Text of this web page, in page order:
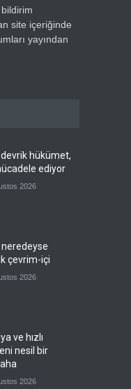
site içeriğinde
yayından
hükümet,
ediyor
2026
çevrim-içi
2026
ve hızlı
nesil bir
2026